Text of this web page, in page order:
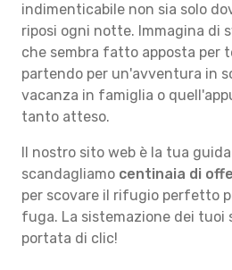
indimenticabile non sia solo
riposi ogni notte. Immagina di
che sembra fatto apposta per
partendo per un'avventura in
vacanza in famiglia o
tanto atteso.
Il nostro sito web è la tua
scandagliamo centinaia di
per scovare il rifugio perfetto
fuga. La sistemazione dei tuoi
portata di clic!